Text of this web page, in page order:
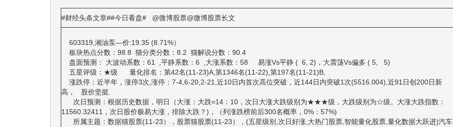
#财经头条文章##今日看盘# @微博股票@微博股票长文
603319,湘油泵—价:19.35 (8.71%）
板块热点分数：98.8 猫分类分数：8.2 猫解说分数：90.4
盘面预测： 大波动系数：61 ,平静系数：6 ,大涨系数：58 易涨Vs平静 ( 6, 2)，大震荡Vs偏多 ( 5, 5)
五星评级：★级 量化排名：第42名(11-23)A,第1346名(11-22),第197名(11-21)B,
涨跌停：近半年，涨停3次,涨停：7-4,6-20,2-21,近10日内首次高位突破，近144日内突破1次(5516.004),近91日创200日新
高， 股价坚挺.
次日预测：根据历史数据，明日（大涨：大跌=14：10，次日大涨大跌级别为★★★级，大跌级别为☆级。大涨大跌指数：
11560.32411，次日股价极易大涨，排除大跌？)，（列涨跌榜前后300名概率，0%：57%)
所属主题：数据猫股票(11-23），股票猫股票(11-23），(五星级别,次日好涨,大热门股票,智能量化股票,量化数据大跃进)汽车